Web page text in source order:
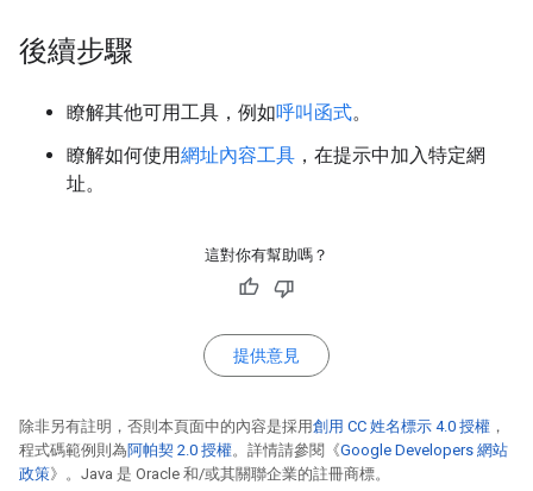
後續步驟
瞭解其他可用工具，例如呼叫函式。
瞭解如何使用網址內容工具 ，在提示中加入特定網
址。
這對你有幫助嗎？
提供意見
除非另有註明，否則本頁面中的內容是採用創用 CC 姓名標示 4.0 授權 ，
程式碼範例則為阿帕契 2.0 授權。詳情請參閱《Google Developers 網站
政策》。Java 是 Oracle 和/或其關聯企業的註冊商標。